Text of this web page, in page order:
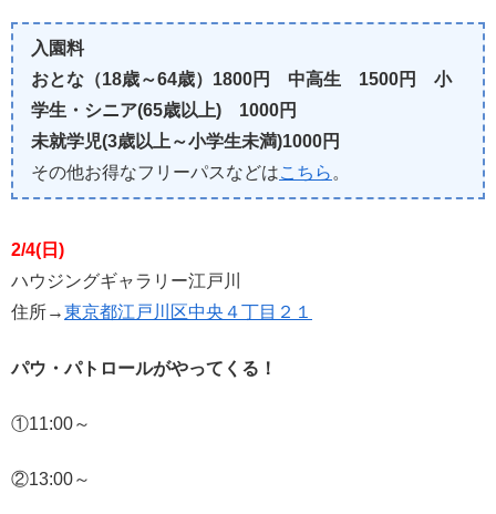
入園料
おとな（18歳～64歳）1800円 中高生 1500円 小
学生・シニア(65歳以上) 1000円
未就学児(3歳以上～小学生未満)1000円
その他お得なフリーパスなどはこちら 。
2/4(日)
ハウジングギャラリー江戸川
住所→東京都江戸川区中央４丁目２１
パウ・パトロールがやってくる！
①11:00～
②13:00～